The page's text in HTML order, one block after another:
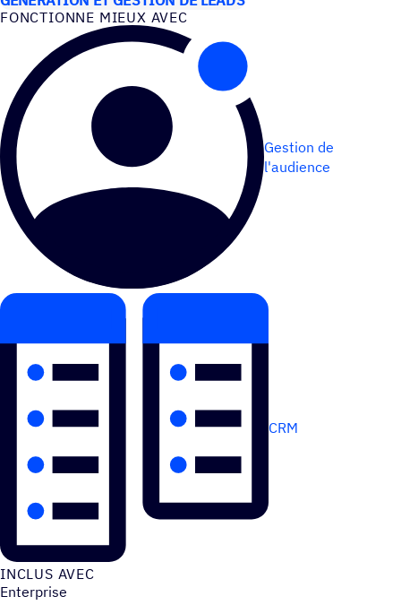
FONC­TIONNE MIEUX AVEC
Gestion de
l'audience
CRM
INCLUS AVEC
Enterprise